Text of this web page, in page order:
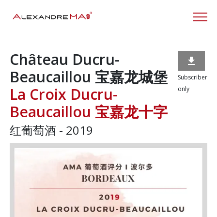
Château Ducru-
Beaucaillou 宝嘉龙城堡
La Croix Ducru-
Beaucaillou 宝嘉龙十字
红葡萄酒 - 2019

Subscriber
only